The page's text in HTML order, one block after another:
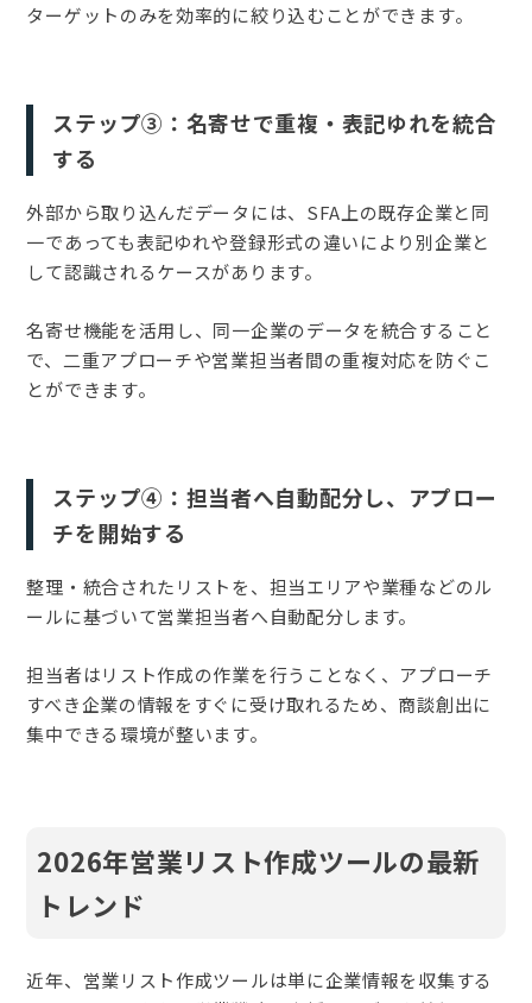
ターゲットのみを効率的に絞り込むことができます。
ステップ③：名寄せで重複・表記ゆれを統合
する
外部から取り込んだデータには、SFA上の既存企業と同
一であっても表記ゆれや登録形式の違いにより別企業と
して認識されるケースがあります。
名寄せ機能を活用し、同一企業のデータを統合すること
で、二重アプローチや営業担当者間の重複対応を防ぐこ
とができます。
ステップ④：担当者へ自動配分し、アプロー
チを開始する
整理・統合されたリストを、担当エリアや業種などのル
ールに基づいて営業担当者へ自動配分します。
担当者はリスト作成の作業を行うことなく、アプローチ
すべき企業の情報をすぐに受け取れるため、商談創出に
集中できる環境が整います。
2026年営業リスト作成ツールの最新
トレンド
近年、営業リスト作成ツールは単に企業情報を収集する